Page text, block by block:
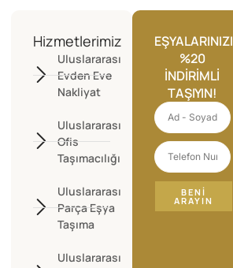
Hizmetlerimiz
Uluslararası
Evden Eve
Nakliyat
Uluslararası
Ofis
Taşımacılığı
Uluslararası
Parça Eşya
Taşıma
Uluslararası
EŞYALARINIZI
%20
İNDIRIMLI
TAŞIYIN!
BENI
ARAYIN